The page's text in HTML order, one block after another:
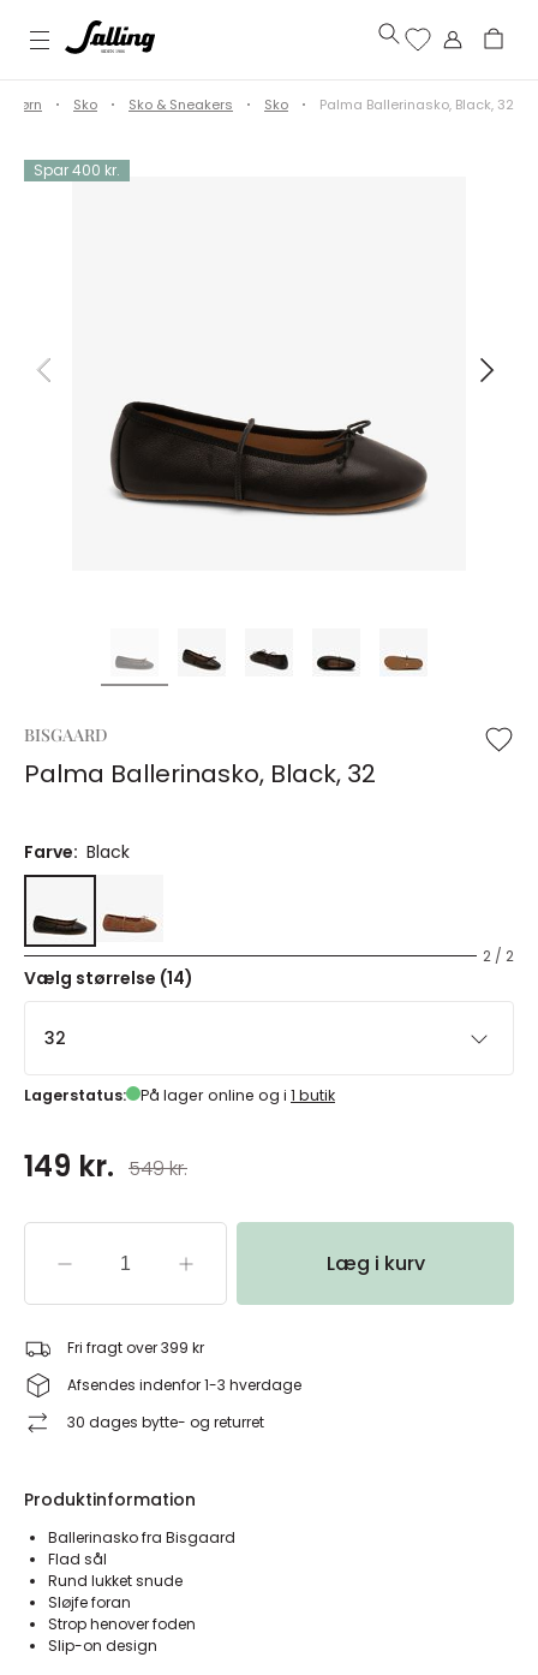
Børn Sko Sko & Sneakers Sko Palma Ballerinasko, Black, 32
Spar 400 kr.
BISGAARD
Palma Ballerinasko, Black, 32
Farve: Black
2 / 2
Vælg størrelse (14)
32
Lagerstatus: På lager online og i 1 butik
149 kr. 549 kr.
Læg i kurv
Fri fragt over 399 kr
Afsendes indenfor 1-3 hverdage
30 dages bytte- og returret
Produktinformation
Ballerinasko fra Bisgaard
Flad sål
Rund lukket snude
Sløjfe foran
Strop henover foden
Slip-on design